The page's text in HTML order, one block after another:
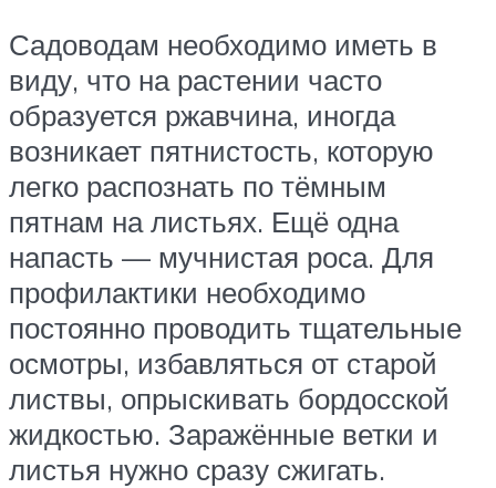
Садоводам необходимо иметь в
виду, что на растении часто
образуется ржавчина, иногда
возникает пятнистость, которую
легко распознать по тёмным
пятнам на листьях. Ещё одна
напасть — мучнистая роса. Для
профилактики необходимо
постоянно проводить тщательные
осмотры, избавляться от старой
листвы, опрыскивать бордосской
жидкостью. Заражённые ветки и
листья нужно сразу сжигать.